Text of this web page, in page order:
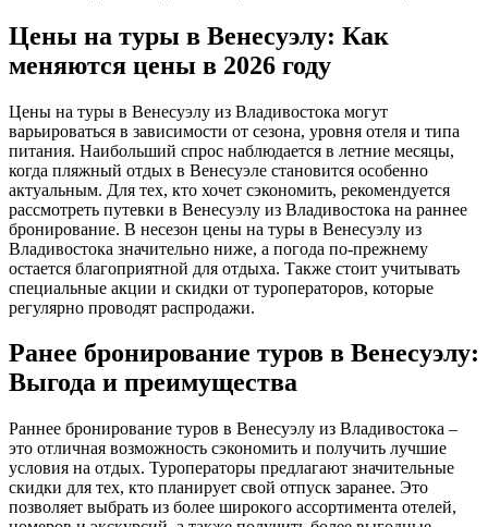
Цены на туры в Венесуэлу: Как
меняются цены в 2026 году
Цены на туры в Венесуэлу из Владивостока могут
варьироваться в зависимости от сезона, уровня отеля и типа
питания. Наибольший спрос наблюдается в летние месяцы,
когда пляжный отдых в Венесуэле становится особенно
актуальным. Для тех, кто хочет сэкономить, рекомендуется
рассмотреть путевки в Венесуэлу из Владивостока на раннее
бронирование. В несезон цены на туры в Венесуэлу из
Владивостока значительно ниже, а погода по-прежнему
остается благоприятной для отдыха. Также стоит учитывать
специальные акции и скидки от туроператоров, которые
регулярно проводят распродажи.
Ранее бронирование туров в Венесуэлу:
Выгода и преимущества
Раннее бронирование туров в Венесуэлу из Владивостока –
это отличная возможность сэкономить и получить лучшие
условия на отдых. Туроператоры предлагают значительные
скидки для тех, кто планирует свой отпуск заранее. Это
позволяет выбрать из более широкого ассортимента отелей,